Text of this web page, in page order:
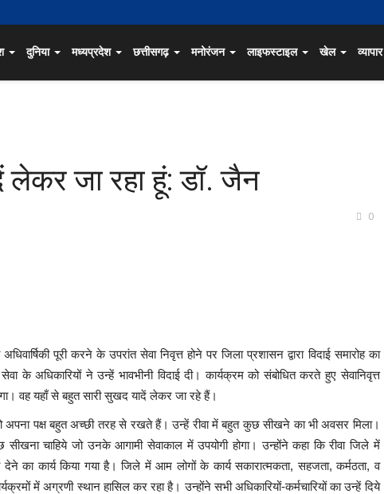
दुनिया मध्यप्रदेश छत्तीसगढ़ मनोरंजन लाइफस्टाइल खेल व्यापार
लेकर जा रहा हूं: डॉ. जैन
0
पूरी करने के उपरांत सेवा निवृत्त होने पर जिला प्रशासन द्वारा विदाई समारोह का
के अधिकारियों ने उन्हें भावभीनी विदाई दी। कार्यक्रम को संबोधित करते हुए सेवानिवृत्त
वह यहाँ से बहुत सारी सुखद यादें लेकर जा रहे हैं।
अपना पक्ष बहुत अच्छी तरह से रखते हैं। उन्हें रीवा में बहुत कुछ सीखने का भी अवसर मिला।
चाहिये जो उनके आगामी सेवाकाल में उपयोगी होगा। उन्होंने कहा कि रीवा जिले में
का कार्य किया गया है। जिले में आम लोगों के कार्य सकारात्मकता, सहजता, कर्मठता, व
में अग्रणी स्थान हासिल कर रहा है। उन्होंने सभी अधिकारियों-कर्मचारियों का उन्हें दिये